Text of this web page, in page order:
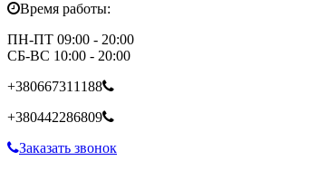
Время работы:
ПН-ПТ 09:00 - 20:00
СБ-ВС 10:00 - 20:00
+380667311188
+380442286809
Заказать звонок